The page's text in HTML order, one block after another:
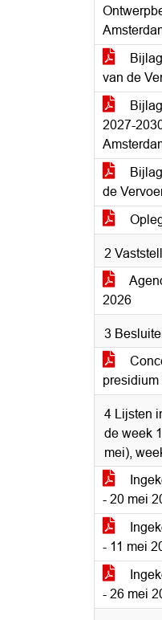
van de
2027-
de
2
2026
3
4 Lijsten
de week
mei),
- 20 mei
- 11 mei
- 26 mei